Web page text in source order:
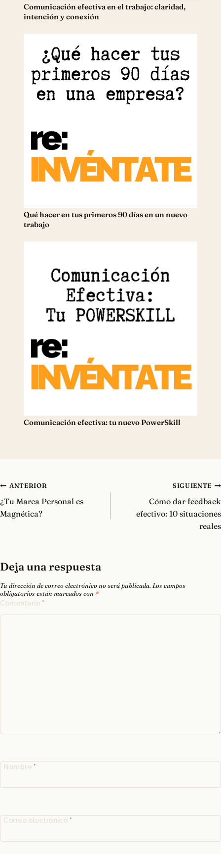
Comunicación efectiva en el trabajo: claridad,
intención y conexión
Qué hacer en tus primeros 90 días en un nuevo
trabajo
Comunicación efectiva: tu nuevo PowerSkill
Navegación
de
entradas
ANTERIOR
¿Tu Marca Personal es
Magnética?
SIGUIENTE
Cómo dar feedback
efectivo: 10 situaciones
reales
Deja una respuesta
Tu dirección de correo electrónico no será publicada. Los campos
obligatorios están marcados con *
Comentario *
Nombre *
Correo electrónico *